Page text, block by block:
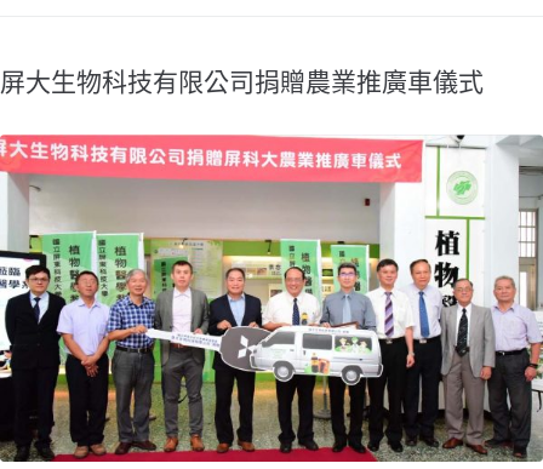
​屏大生物科技有限公司捐贈農業推廣車儀式